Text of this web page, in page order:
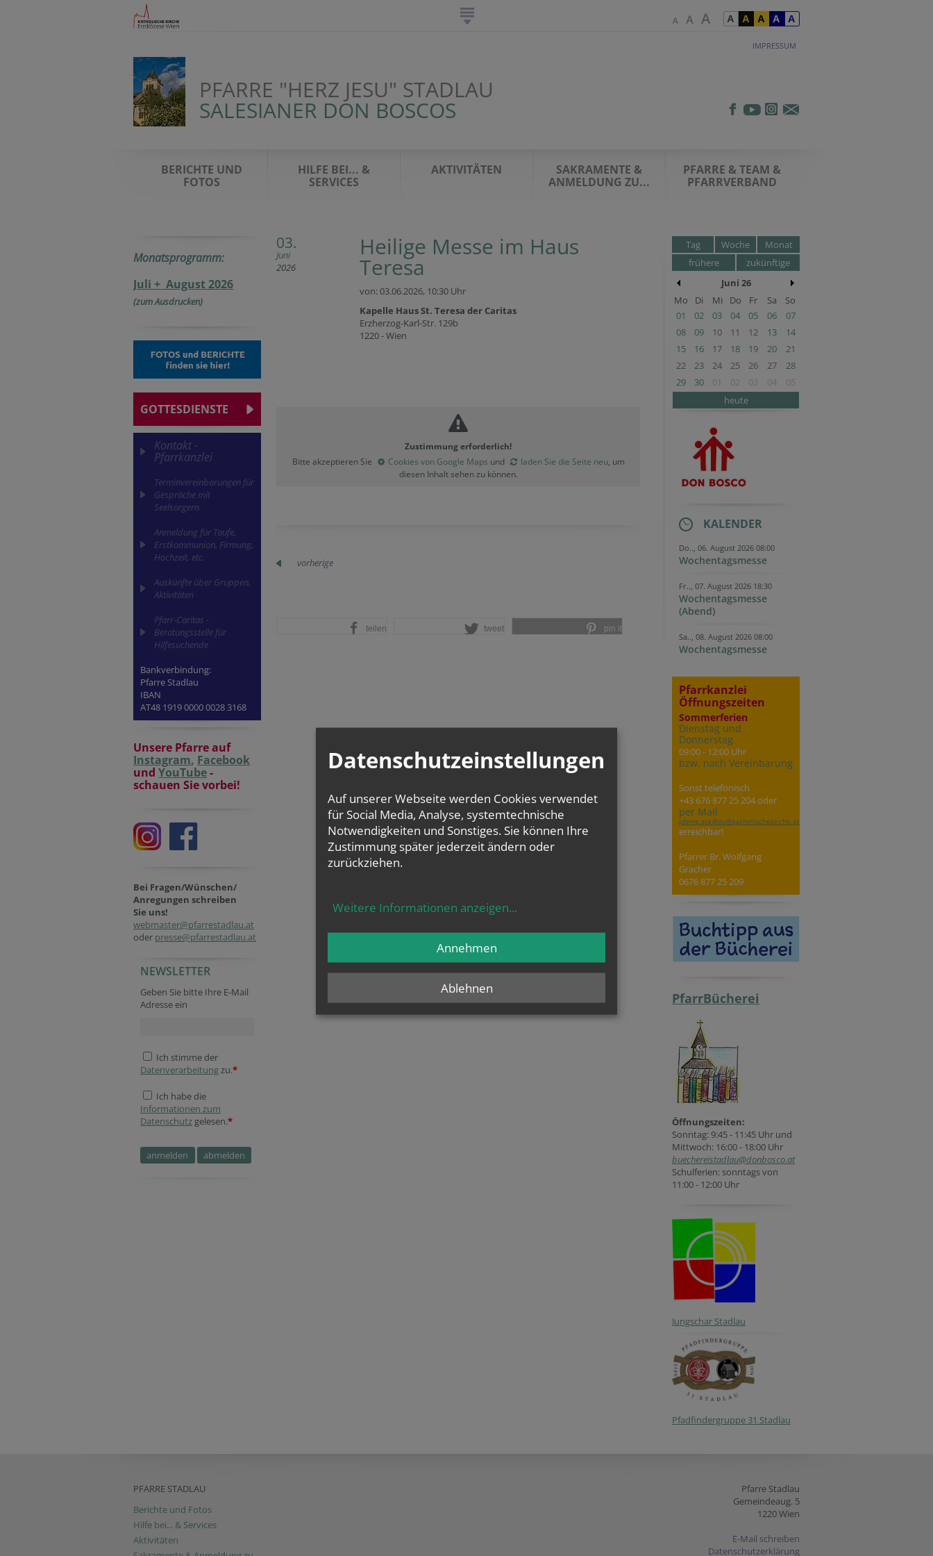
IMPRESSUM
PFARRE "HERZ JESU" STADLAU
SALESIANER DON BOSCOS
BERICHTE UND
FOTOS
HILFE BEI... &
SERVICES
AKTIVITÄTEN
SAKRAMENTE &
ANMELDUNG ZU...
PFARRE & TEAM &
PFARRVERBAND
Monatsprogramm:
Juli + August 2026
(zum Ausdrucken)
GOTTESDIENSTE
Kontakt -
Pfarrkanzlei
Terminvereinbarungen für
Gespräche mit
Seelsorgern
Anmeldung für Taufe,
Erstkommunion, Firmung,
Hochzeit, etc.
Auskünfte über Gruppen,
Aktivitäten
Pfarr-Caritas -
Beratungsstelle für
Hilfesuchende
Bankverbindung:
Pfarre Stadlau
IBAN
AT48 1919 0000 0028 3168
Unsere Pfarre auf
Instagram, Facebook
und YouTube-
schauen Sie vorbei!
Bei Fragen/Wünschen/
Anregungen schreiben
Sie uns!
webmaster@pfarrestadlau.at
oder presse@pfarrestadlau.at
NEWSLETTER
Geben Sie bitte Ihre E-Mail
Adresse ein
Ich stimme der
Datenverarbeitungzu.*
Ich habe die
Informationen zum
Datenschutz gelesen.*
03.
Juni
2026
Heilige Messe im Haus
Teresa
von: 03.06.2026, 10:30 Uhr
Kapelle Haus St. Teresa der Caritas
Erzherzog-Karl-Str. 129b
1220 - Wien
Zustimmung erforderlich!
Bitte akzeptieren Sie
Cookies von Google Maps und laden Sie die Seite neu, um
diesen Inhalt sehen zu können.
vorherige
teilen tweet pin it
Tag Woche
Monat
frühere
zukünftige
Juni 26
Mo
Di Mi Do Fr Sa
So
01
02 03 04 05 06
07
08
09 10 11 12 13
14
15
16 17 18 19 20
21
22
23 24 25 26 27
28
29
30 01 02 03 04
05
heute
KALENDER
Do.., 06. August 2026 08:00
Wochentagsmesse
Fr.., 07. August 2026 18:30
Wochentagsmesse
(Abend)
Sa.., 08. August 2026 08:00
Wochentagsmesse
Pfarrkanzlei
Öffnungszeiten
Sommerferien
Dienstag und
Donnerstag
09:00 - 12:00 Uhr
bzw. nach Vereinbarung
Sonst telefonisch
+43 676 877 25 204 oder
per Mail
pfarre.stadlau@katholischekirche.at
erreichbar!
Pfarrer Br. Wolfgang
Gracher
0676 877 25 209
PfarrBücherei
Öffnungszeiten:
Sonntag: 9:45 - 11:45 Uhr und
Mittwoch: 16:00 - 18:00 Uhr
buechereistadlau@donbosco.at
Schulferien: sonntags von
11:00 - 12:00 Uhr
Jungschar Stadlau
Pfadfindergruppe 31 Stadlau
PFARRE STADLAU
Berichte und Fotos
Hilfe bei... & Services
Aktivitäten
Pfarre Stadlau
Gemeindeaug. 5
1220 Wien
E-Mail schreiben
Datenschutzerklärung
Datenschutzeinstellungen
Auf unserer Webseite werden Cookies verwendet
für Social Media, Analyse, systemtechnische
Notwendigkeiten und Sonstiges. Sie können Ihre
Zustimmung später jederzeit ändern oder
zurückziehen.
Weitere Informationen anzeigen...
Ablehnen
Annehmen